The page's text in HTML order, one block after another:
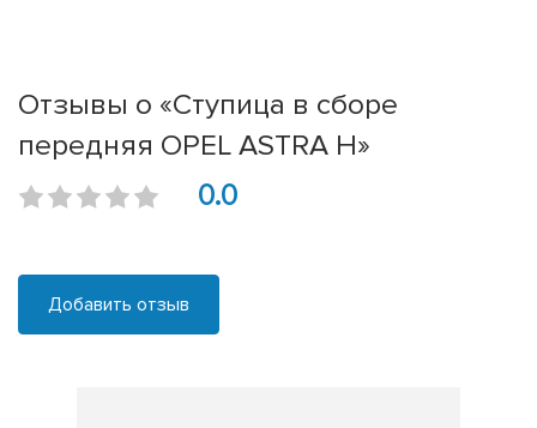
Отзывы о «Ступица в сборе
передняя OPEL ASTRA H»
0.0
Добавить отзыв